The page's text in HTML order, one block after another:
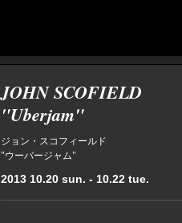
JOHN SCOFIELD
"Uberjam"
ジョン・スコフィールド
"ウーバージャム"
2013 10.20 sun. - 10.22 tue.